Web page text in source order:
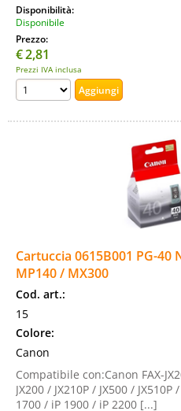
Disponibilità:
Disponibile
Prezzo:
€2,81
Prezzi IVA inclusa
Cartuccia 0615B001 PG-40
MP140 / MX300
Cod. art.:
15
Colore:
Canon
Compatibile con:Canon FAX-
JX200 / JX210P / JX500 /
1700 / iP 1900 / iP 2200 [...]